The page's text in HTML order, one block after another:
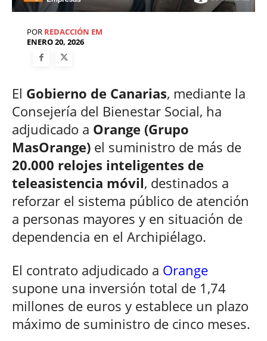
POR REDACCIÓN EM
ENERO 20, 2026
El Gobierno de Canarias, mediante la
Consejería del Bienestar Social, ha
adjudicado a Orange (Grupo
MasOrange) el suministro de más de
20.000 relojes inteligentes de
teleasistencia móvil, destinados a
reforzar el sistema público de atención
a personas mayores y en situación de
dependencia en el Archipiélago.
El contrato adjudicado a Orange
supone una inversión total de 1,74
millones de euros y establece un plazo
máximo de suministro de cinco meses.